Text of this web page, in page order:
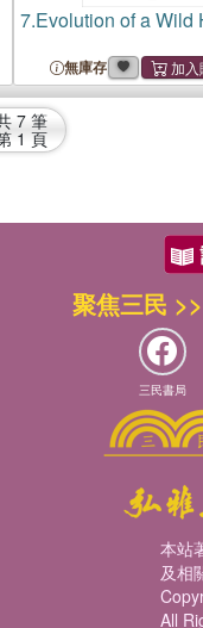
7.Evolution of a Wild
無庫存
7 筆
1 頁
聚焦三民 >>
三民書局
本站
及相
All